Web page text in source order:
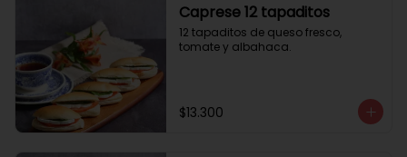
hojas de rúcula
Caprese 12 tapaditos
12 tapaditos de queso fresco,
tomate y albahaca.
$13.300